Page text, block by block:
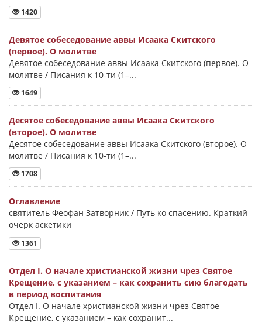
1420
Девятое собеседование аввы Исаака Скитского
(первое). О молитве
Девятое собеседование аввы Исаака Скитского (первое). О
молитве / Писания к 10-ти (1–...
1649
Десятое собеседование аввы Исаака Скитского
(второе). О молитве
Десятое собеседование аввы Исаака Скитского (второе). О
молитве / Писания к 10-ти (1–...
1708
Оглавление
святитель Феофан Затворник / Путь ко спасению. Краткий
очерк аскетики
1361
Отдел I. О начале христианской жизни чрез Святое
Крещение, с указанием – как сохранить сию благодать
в период воспитания
Отдел I. О начале христианской жизни чрез Святое
Крещение, с указанием – как сохранит...